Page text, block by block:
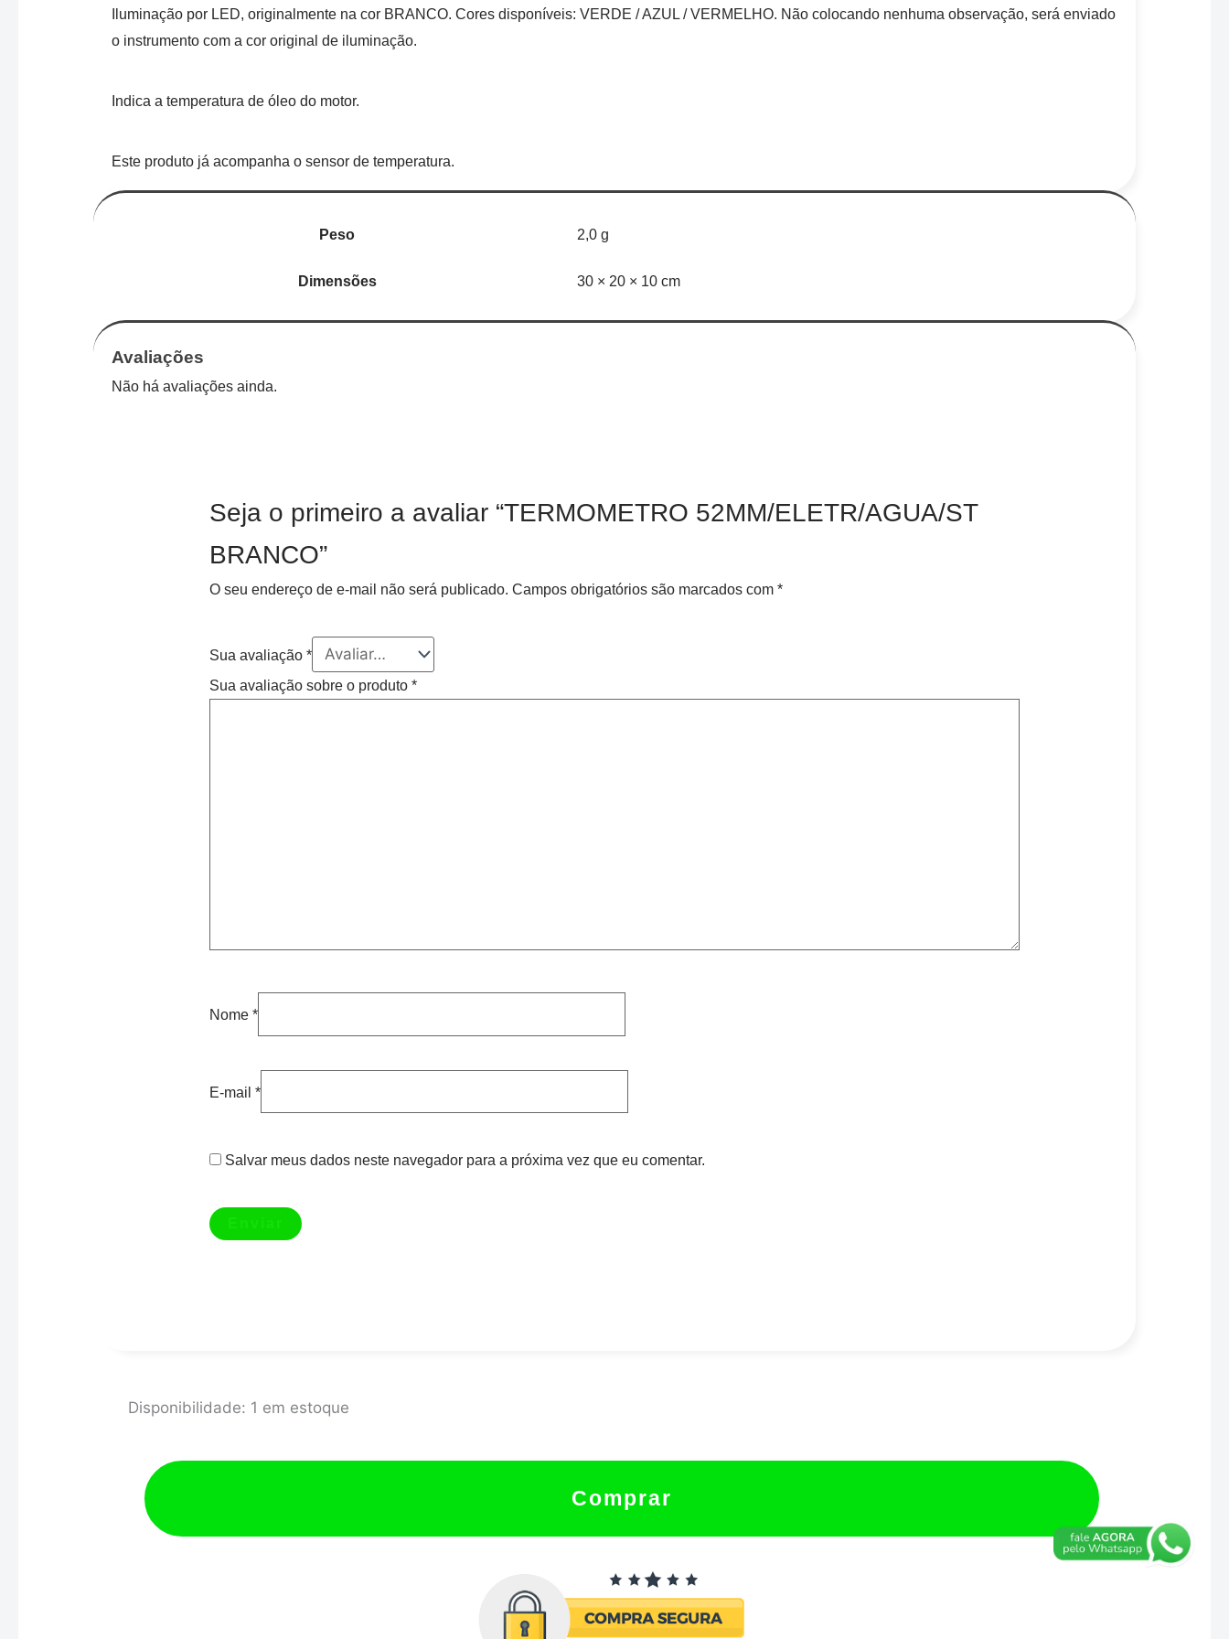
Iluminação por LED, originalmente na cor BRANCO. Cores disponíveis: VERDE / AZUL / VERMELHO. Não colocando nenhuma observação, será enviado
o instrumento com a cor original de iluminação.
Indica a temperatura de óleo do motor.
Este produto já acompanha o sensor de temperatura.
Peso 2,0 g
Dimensões 30 × 20 × 10 cm
Avaliações
Não há avaliações ainda.
Seja o primeiro a avaliar “TERMOMETRO 52MM/ELETR/AGUA/ST
BRANCO”
O seu endereço de e-mail não será publicado. Campos obrigatórios são marcados com *
Sua avaliação *
Sua avaliação sobre o produto *
Nome *
E-mail *
Salvar meus dados neste navegador para a próxima vez que eu comentar.
Disponibilidade: 1 em estoque
52MM/ELETR/AGUA/ST
quantidade
Comprar